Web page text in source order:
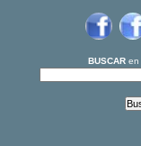
BUSCAR en